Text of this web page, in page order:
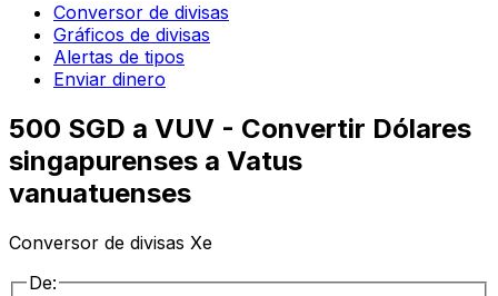
Conversor de divisas
Gráficos de divisas
Alertas de tipos
Enviar dinero
500 SGD a VUV - Convertir Dólares
singapurenses a Vatus
vanuatuenses
Conversor de divisas Xe
De: